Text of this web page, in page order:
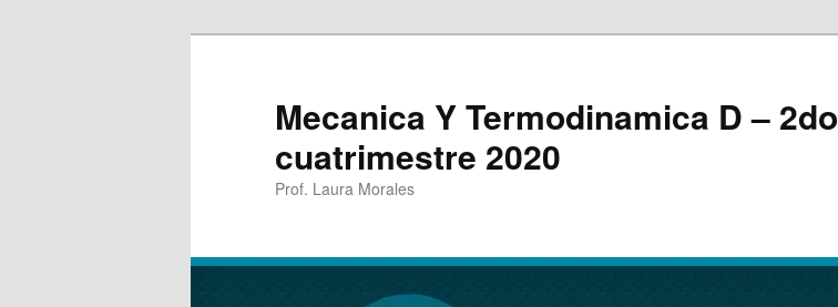
Mecanica Y Termodinamica D – 2do
cuatrimestre 2020
Prof. Laura Morales